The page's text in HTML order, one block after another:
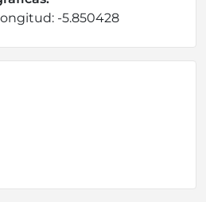
-5.850428